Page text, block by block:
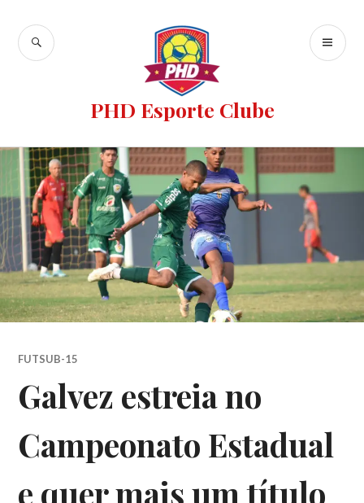
PHD Esporte Clube
FUTSUB-15
Galvez estreia no
Campeonato Estadual
e quer mais um título